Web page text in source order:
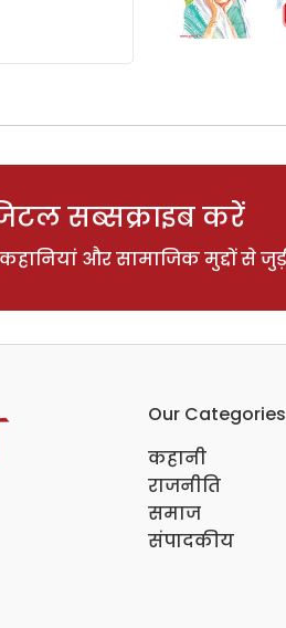
सब्सक्राइब करें
और सामाजिक मुद्दों से
Our Categories
कहानी
राजनीति
समाज
संपादकीय